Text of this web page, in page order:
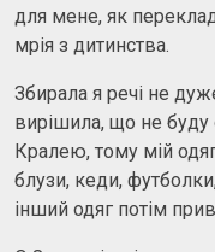
для мене, як
мрія з дитинства.
Збирала я речі не
вирішила, що не
Кралею, тому мій
блузи, кеди,
інший одяг потім